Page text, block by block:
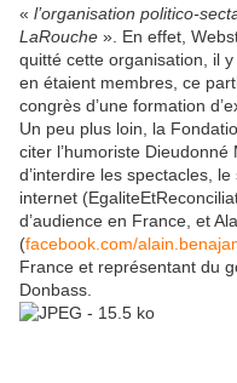
« l’organisation politico-
LaRouche ». En effet,
quitté cette organisation, il
en étaient membres, ce
congrès d’une formation
Un peu plus loin, la
citer l’humoriste Dieudonné
d’interdire les spectacles,
internet
d’audience en France, et
(facebook.com/
France et représentant du
Donbass.